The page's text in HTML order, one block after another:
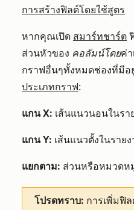
การสร้างฟิลด์โดยใช้สูตร
หากคุณเปิด สมาร์ทชาร์ต
ส่วนหัวของ คอลัมน์โดยค่า
กราฟอื่นๆทั้งหมดช่องที่มีอ
ประเภทกราฟ:
แกน X: เส้นแนวนอนในรา
แกน Y: เส้นแนวตั้งในราย
แยกตาม: ส่วนหรือหมวดห
โปรดทราบ: การเพิ่มฟิ